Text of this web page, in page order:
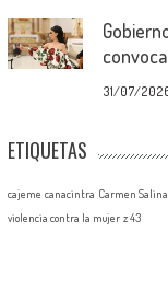
31/07/
ETIQUETAS
cajeme canacintra Carmen
violencia contra la mujer z 43